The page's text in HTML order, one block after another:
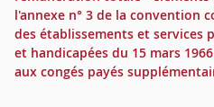
l'annexe n° 3 de la convention
des établissements et services
et handicapées du 15 mars
aux congés payés